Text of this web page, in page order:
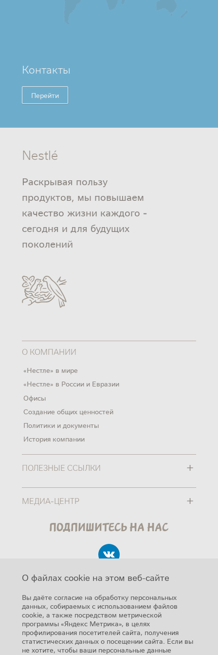
Контакты
Перейти
Nestlé
Раскрывая пользу
продуктов, мы повышаем
качество жизни каждого -
сегодня и для будущих
поколений
О КОМПАНИИ
«Нестле» в мире
«Нестле» в России и Евразии
Офисы
Создание общих ценностей
Политики и документы
История компании
ПОЛЕЗНЫЕ ССЫЛКИ +
МЕДИА-ЦЕНТР +
Подпишитесь на нас
SUB FOOTER MENU
Авторские права
Карта сайта
Помощь
О файлах cookie на этом веб-сайте
Вы даёте согласие на обработку персональных
данных, собираемых с использованием файлов
cookie, а также посредством метрической
программы «Яндекс Метрика», в целях
профилирования посетителей сайта, получения
статистических данных о посещении сайта. Если вы
не хотите, чтобы ваши персональные данные